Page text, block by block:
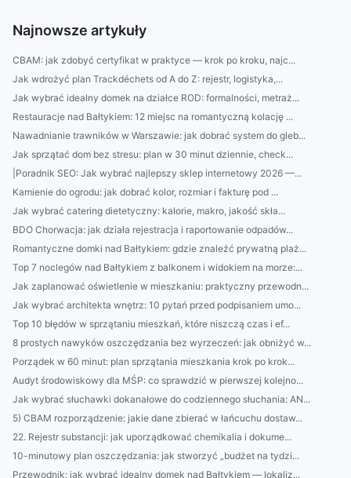
Najnowsze artykuły
CBAM: jak zdobyć certyfikat w praktyce — krok po kroku, najc...
Jak wdrożyć plan Trackdéchets od A do Z: rejestr, logistyka,...
Jak wybrać idealny domek na działce ROD: formalności, metraż...
Restauracje nad Bałtykiem: 12 miejsc na romantyczną kolację ...
Nawadnianie trawników w Warszawie: jak dobrać system do gleb...
Jak sprzątać dom bez stresu: plan w 30 minut dziennie, check...
|Poradnik SEO: Jak wybrać najlepszy sklep internetowy 2026 —...
Kamienie do ogrodu: jak dobrać kolor, rozmiar i fakturę pod ...
Jak wybrać catering dietetyczny: kalorie, makro, jakość skła...
BDO Chorwacja: jak działa rejestracja i raportowanie odpadów...
Romantyczne domki nad Bałtykiem: gdzie znaleźć prywatną plaż...
Top 7 noclegów nad Bałtykiem z balkonem i widokiem na morze:...
Jak zaplanować oświetlenie w mieszkaniu: praktyczny przewodn...
Jak wybrać architekta wnętrz: 10 pytań przed podpisaniem umo...
Top 10 błędów w sprzątaniu mieszkań, które niszczą czas i ef...
8 prostych nawyków oszczędzania bez wyrzeczeń: jak obniżyć w...
Porządek w 60 minut: plan sprzątania mieszkania krok po krok...
Audyt środowiskowy dla MŚP: co sprawdzić w pierwszej kolejno...
Jak wybrać słuchawki dokanałowe do codziennego słuchania: AN...
5) CBAM rozporządzenie: jakie dane zbierać w łańcuchu dostaw...
22. Rejestr substancji: jak uporządkować chemikalia i dokume...
10-minutowy plan oszczędzania: jak stworzyć „budżet na tydzi...
Przewodnik: jak wybrać idealny domek nad Bałtykiem — lokaliz...